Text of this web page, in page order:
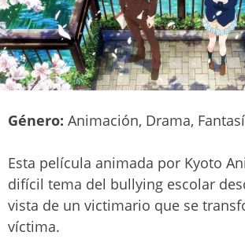
Género: Animación, Drama,
Esta película animada por Kyoto
difícil tema del bullying escolar
vista de un victimario que se
víctima.